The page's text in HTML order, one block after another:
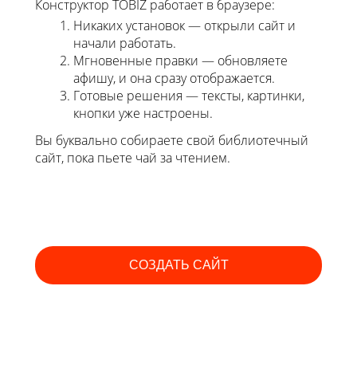
Конструктор TOBIZ работает в браузере:
Никаких установок — открыли сайт и
начали работать.
Мгновенные правки — обновляете
афишу, и она сразу отображается.
Готовые решения — тексты, картинки,
кнопки уже настроены.
Вы буквально собираете свой библиотечный
сайт, пока пьете чай за чтением.
СОЗДАТЬ САЙТ